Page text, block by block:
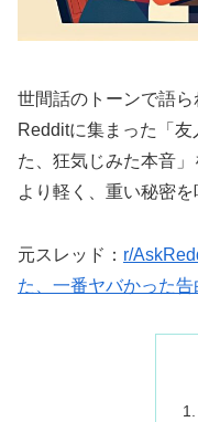
世間話のトーンで語ら
Redditに集まった「
た、狂気じみた本音
より軽く、重い秘密を
元スレッド： r/
た、一番ヤバかった告